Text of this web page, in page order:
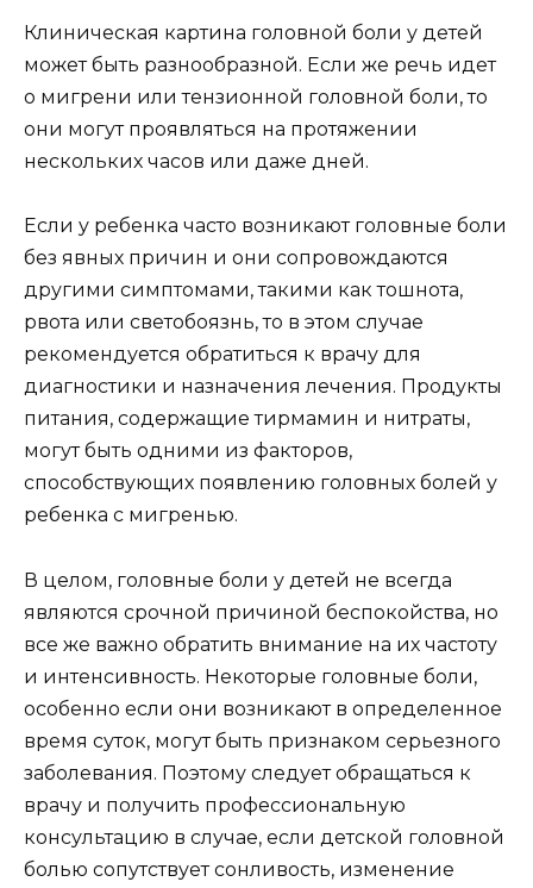
Клиническая картина головной боли у детей
может быть разнообразной. Если же речь идет
о мигрени или тензионной головной боли, то
они могут проявляться на протяжении
нескольких часов или даже дней.
Если у ребенка часто возникают головные боли
без явных причин и они сопровождаются
другими симптомами, такими как тошнота,
рвота или светобоязнь, то в этом случае
рекомендуется обратиться к врачу для
диагностики и назначения лечения. Продукты
питания, содержащие тирмамин и нитраты,
могут быть одними из факторов,
способствующих появлению головных болей у
ребенка с мигренью.
В целом, головные боли у детей не всегда
являются срочной причиной беспокойства, но
все же важно обратить внимание на их частоту
и интенсивность. Некоторые головные боли,
особенно если они возникают в определенное
время суток, могут быть признаком серьезного
заболевания. Поэтому следует обращаться к
врачу и получить профессиональную
консультацию в случае, если детской головной
болью сопутствует сонливость, изменение